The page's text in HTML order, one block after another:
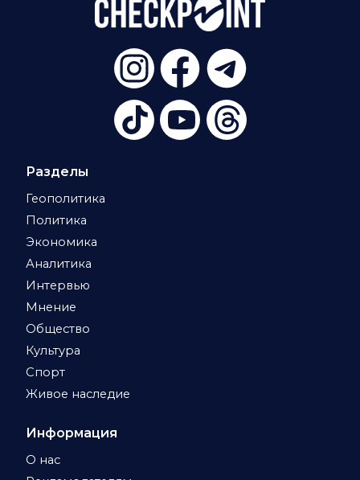
Разделы
Геополитика
Политика
Экономика
Аналитика
Интервью
Мнение
Общество
Культура
Спорт
Живое наследие
Информация
О нас